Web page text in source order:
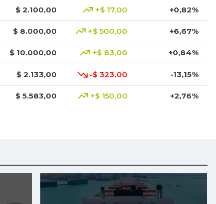
$ 2.100,00 +$ 17,00 +0,82%
$ 8.000,00 +$ 500,00 +6,67%
$ 10.000,00 +$ 83,00 +0,84%
$ 2.133,00 -$ 323,00 -13,15%
$ 5.583,00 +$ 150,00 +2,76%
$ 1.917,00 -$ 16,00